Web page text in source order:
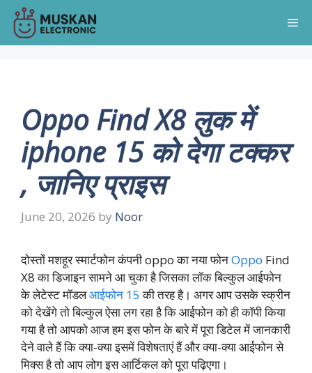
Skip
content
Oppo Find X8 लुक में
iphone 15 को देगा टक्कर
, जानिए प्राइस
June 20, 2026 by Noor
दोस्तों मशहूर स्मार्टफोन कंपनी oppo का नया फोनOppo Find
X8 का डिजाइन सामने आ चुका है जिसका लॉक बिल्कुल आईफोन
के लेटेस्ट मॉडलआईफोन 15 की तरह है। अगर आप उसके स्क्रीन
को देखेंगे तो बिल्कुल ऐसा लग रहा है कि आईफोन को ही कॉपी किया
गया है तो आपको आज हम इस फोन के बारे में पूरा डिटेल में जानकारी
देने वाले हैं कि क्या-क्या इसमें विशेषताएं हैं और क्या-क्या आईफोन से
मिक्स है तो आप लोग इस आर्टिकल को पूरा पढ़िएगा।